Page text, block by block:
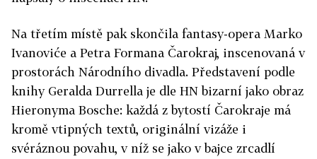
Na třetím místě pak skončila fantasy-opera Marko
Ivanoviće a Petra Formana Čarokraj, inscenovaná v
prostorách Národního divadla. Představení podle
knihy Geralda Durrella je dle HN bizarní jako obraz
Hieronyma Bosche: každá z bytostí Čarokraje má
kromě vtipných textů, originální vizáže i
svéráznou povahu, v níž se jako v bajce zrcadlí